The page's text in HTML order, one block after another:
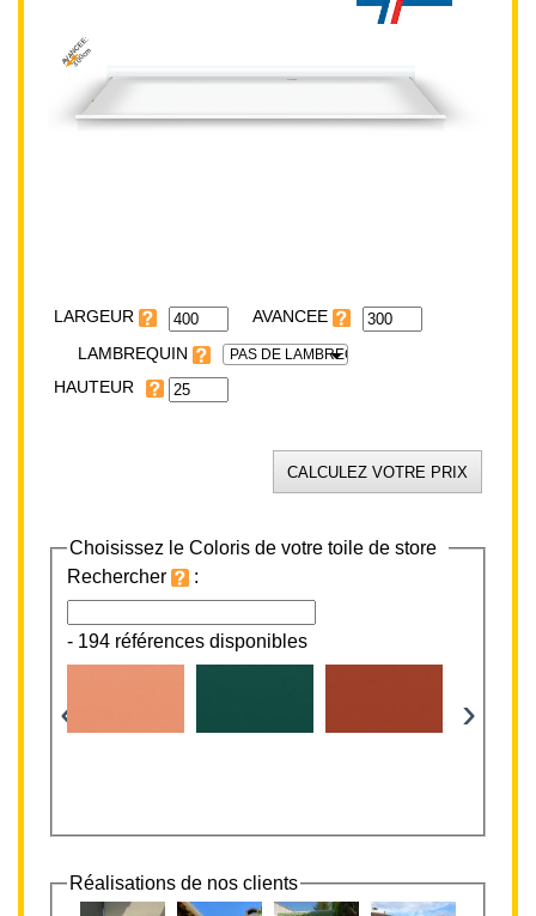
AVANCEE:
300cm
LARGEUR
LAMBREQUIN
PAS DE LAMBREQUIN
HAUTEUR
Choisissez le Coloris de votre toile de store
Rechercher
:
- 194 références disponibles
‹ ›
Réalisations de nos clients